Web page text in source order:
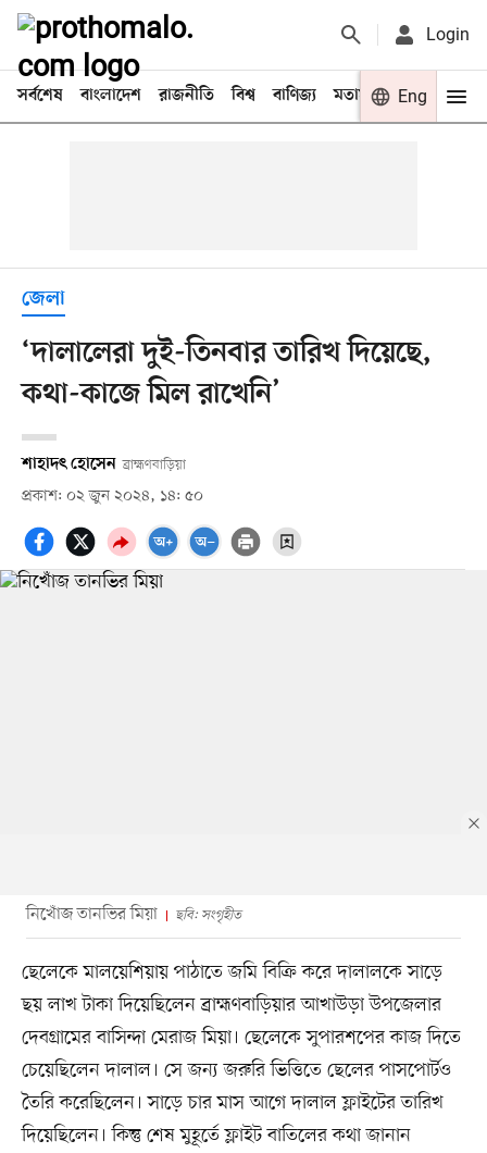
Login
সর্বশেষ বাংলাদেশ রাজনীতি বিশ্ব বাণিজ্য মতামত খেলা
Eng
জেলা
‘দালালেরা দুই-তিনবার তারিখ দিয়েছে,
কথা-কাজে মিল রাখেনি’
শাহাদৎ হোসেন ব্রাহ্মণবাড়িয়া
প্রকাশ: ০২ জুন ২০২৪, ১৪: ৫০
নিখোঁজ তানভির মিয়া ছবি: সংগৃহীত
ছেলেকে মালয়েশিয়ায় পাঠাতে জমি বিক্রি করে দালালকে সাড়ে
ছয় লাখ টাকা দিয়েছিলেন ব্রাহ্মণবাড়িয়ার আখাউড়া উপজেলার
দেবগ্রামের বাসিন্দা মেরাজ মিয়া। ছেলেকে সুপারশপের কাজ দিতে
চেয়েছিলেন দালাল। সে জন্য জরুরি ভিত্তিতে ছেলের পাসপোর্টও
তৈরি করেছিলেন। সাড়ে চার মাস আগে দালাল ফ্লাইটের তারিখ
দিয়েছিলেন। কিন্তু শেষ মুহূর্তে ফ্লাইট বাতিলের কথা জানান